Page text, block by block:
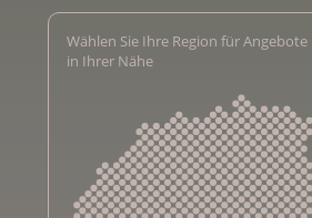
Wählen Sie Ihre Region für Angebote
in Ihrer Nähe